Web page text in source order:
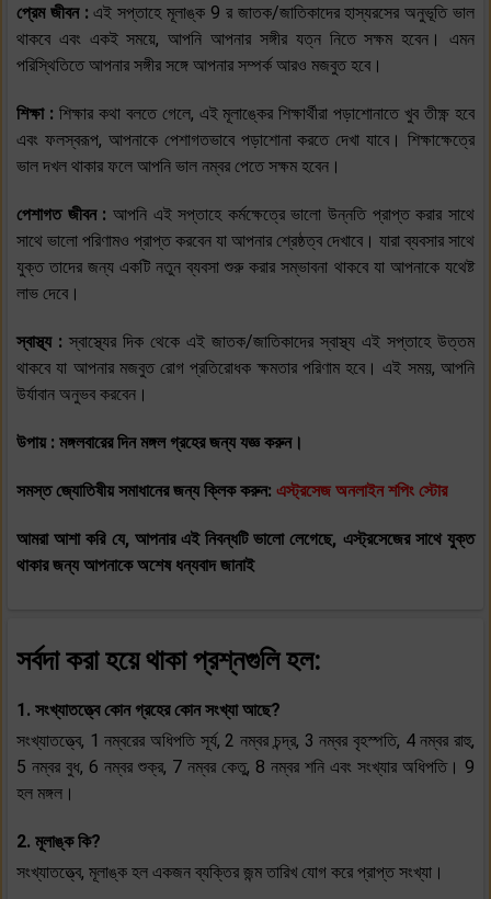
প্রেম জীবন :এই সপ্তাহে মূলাঙ্ক 9 র জাতক/জাতিকাদের হাস্যরসের অনুভূতি ভাল
থাকবে এবং একই সময়ে, আপনি আপনার সঙ্গীর যত্ন নিতে সক্ষম হবেন। এমন
পরিস্থিতিতে আপনার সঙ্গীর সঙ্গে আপনার সম্পর্ক আরও মজবুত হবে।
শিক্ষা : শিক্ষার কথা বলতে গেলে, এই মূলাঙ্কের শিক্ষার্থীরা পড়াশোনাতে খুব তীক্ষ্ণ হবে
এবং ফলস্বরূপ, আপনাকে পেশাগতভাবে পড়াশোনা করতে দেখা যাবে। শিক্ষাক্ষেত্রে
ভাল দখল থাকার ফলে আপনি ভাল নম্বর পেতে সক্ষম হবেন।
পেশাগত জীবন : আপনি এই সপ্তাহে কর্মক্ষেত্রে ভালো উন্নতি প্রাপ্ত করার সাথে
সাথে ভালো পরিণামও প্রাপ্ত করবেন যা আপনার শ্রেষ্ঠত্ব দেখাবে। যারা ব্যবসার সাথে
যুক্ত তাদের জন্য একটি নতুন ব্যবসা শুরু করার সম্ভাবনা থাকবে যা আপনাকে যথেষ্ট
লাভ দেবে।
স্বাস্থ্য : স্বাস্থ্যের দিক থেকে এই জাতক/জাতিকাদের স্বাস্থ্য এই সপ্তাহে উত্তম
থাকবে যা আপনার মজবুত রোগ প্রতিরোধক ক্ষমতার পরিণাম হবে। এই সময়, আপনি
উর্যাবান অনুভব করবেন।
উপায় : মঙ্গলবারের দিন মঙ্গল গ্রহের জন্য যজ্ঞ করুন।
সমস্ত জ্যোতিষীয় সমাধানের জন্য ক্লিক করুন: এস্ট্রসেজ অনলাইন শপিং স্টোর
আমরা আশা করি যে, আপনার এই নিবন্ধটি ভালো লেগেছে, এস্ট্রসেজের সাথে যুক্ত
থাকার জন্য আপনাকে অশেষ ধন্যবাদ জানাই
সর্বদা করা হয়ে থাকা প্রশ্নগুলি হল:
1. সংখ্যাতত্ত্বে কোন গ্রহের কোন সংখ্যা আছে?
সংখ্যাতত্ত্বে, 1 নম্বরের অধিপতি সূর্য, 2 নম্বর চন্দ্র, 3 নম্বর বৃহস্পতি, 4 নম্বর রাহু,
5 নম্বর বুধ, 6 নম্বর শুক্র, 7 নম্বর কেতু, 8 নম্বর শনি এবং সংখ্যার অধিপতি। 9
হল মঙ্গল।
2. মূলাঙ্ক কি?
সংখ্যাতত্ত্বে, মূলাঙ্ক হল একজন ব্যক্তির জন্ম তারিখ যোগ করে প্রাপ্ত সংখ্যা।